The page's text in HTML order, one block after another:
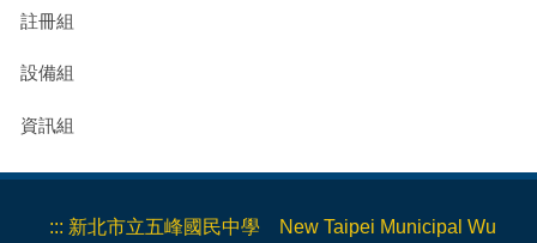
幼兒園
註冊組
設備組
資訊組
::: 新北市立五峰國民中學 New Taipei Municipal Wu